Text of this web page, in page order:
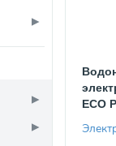
ECO
0